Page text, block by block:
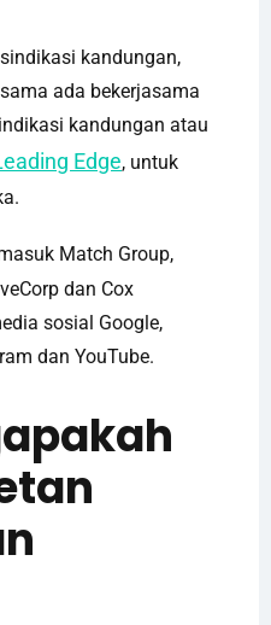
kandungan,
ada bekerjasama
kandungan atau
Edge, untuk
Match Group,
dan Cox
sosial Google,
dan YouTube.